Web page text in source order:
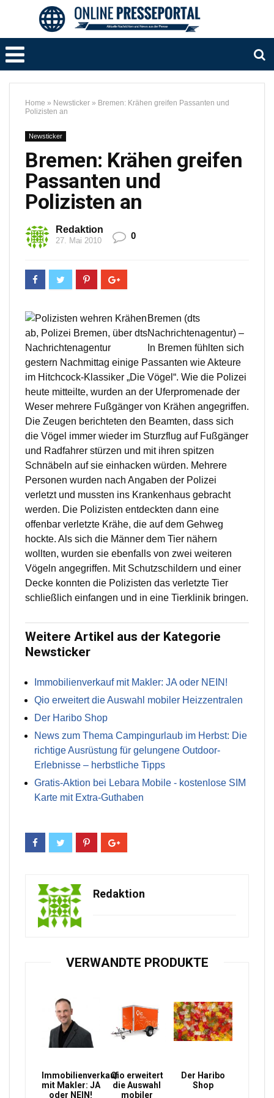
Home » Newsticker » Bremen: Krähen greifen Passanten und
Polizisten an
Newsticker
Bremen: Krähen greifen
Passanten und
Polizisten an
Redaktion
27. Mai 2010 0
Bremen (dts
Nachrichtenagentur) –
In Bremen fühlten sich
gestern Nachmittag einige Passanten wie Akteure
im Hitchcock-Klassiker „Die Vögel“. Wie die Polizei
heute mitteilte, wurden an der Uferpromenade der
Weser mehrere Fußgänger von Krähen angegriffen.
Die Zeugen berichteten den Beamten, dass sich
die Vögel immer wieder im Sturzflug auf Fußgänger
und Radfahrer stürzen und mit ihren spitzen
Schnäbeln auf sie einhacken würden. Mehrere
Personen wurden nach Angaben der Polizei
verletzt und mussten ins Krankenhaus gebracht
werden. Die Polizisten entdeckten dann eine
offenbar verletzte Krähe, die auf dem Gehweg
hockte. Als sich die Männer dem Tier nähern
wollten, wurden sie ebenfalls von zwei weiteren
Vögeln angegriffen. Mit Schutzschildern und einer
Decke konnten die Polizisten das verletzte Tier
schließlich einfangen und in eine Tierklinik bringen.
Weitere Artikel aus der Kategorie
Newsticker
Immobilienverkauf mit Makler: JA oder NEIN!
Qio erweitert die Auswahl mobiler Heizzentralen
Der Haribo Shop
News zum Thema Campingurlaub im Herbst: Die
richtige Ausrüstung für gelungene Outdoor-
Erlebnisse – herbstliche Tipps
Gratis-Aktion bei Lebara Mobile - kostenlose SIM
Karte mit Extra-Guthaben
Redaktion
VERWANDTE PRODUKTE
Immobilienverkauf
mit Makler: JA
oder NEIN!
Qio erweitert
die Auswahl
mobiler
Der Haribo
Shop